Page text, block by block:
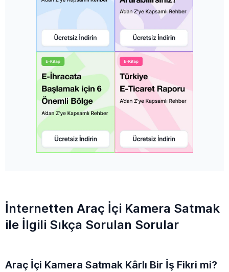
İnternetten Araç İçi Kamera Satmak
ile İlgili Sıkça Sorulan Sorular
Araç İçi Kamera Satmak Kârlı Bir İş Fikri mi?